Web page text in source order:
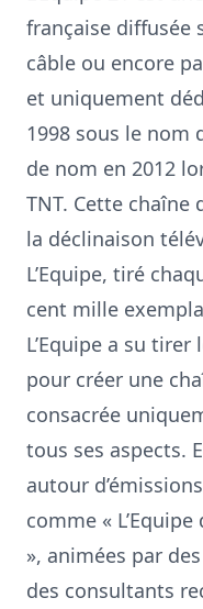
française diffusée
câble ou encore
et uniquement
1998 sous le nom
de nom en 2012
TNT. Cette chaîne
la déclinaison
L’Equipe, tiré
cent mille
L’Equipe a su
pour créer une
consacrée
tous ses aspects.
autour
comme «
», animées par
des consultants